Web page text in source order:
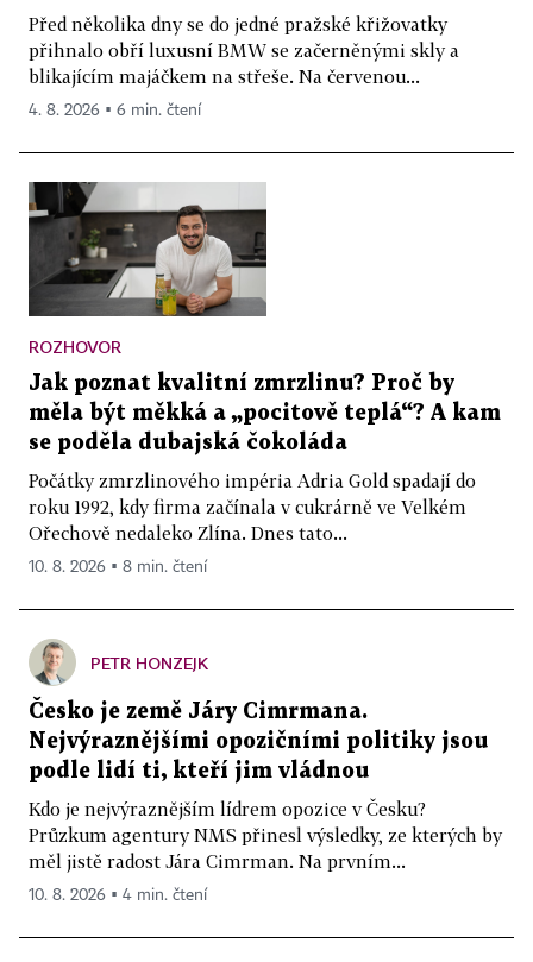
Před několika dny se do jedné pražské křižovatky
přihnalo obří luxusní BMW se začerněnými skly a
blikajícím majáčkem na střeše. Na červenou...
4. 8. 2026 ▪ 6 min. čtení
ROZHOVOR
Jak poznat kvalitní zmrzlinu? Proč by
měla být měkká a „pocitově teplá“? A kam
se poděla dubajská čokoláda
Počátky zmrzlinového impéria Adria Gold spadají do
roku 1992, kdy firma začínala v cukrárně ve Velkém
Ořechově nedaleko Zlína. Dnes tato...
10. 8. 2026 ▪ 8 min. čtení
PETR HONZEJK
Česko je země Járy Cimrmana.
Nejvýraznějšími opozičními politiky jsou
podle lidí ti, kteří jim vládnou
Kdo je nejvýraznějším lídrem opozice v Česku?
Průzkum agentury NMS přinesl výsledky, ze kterých by
měl jistě radost Jára Cimrman. Na prvním...
10. 8. 2026 ▪ 4 min. čtení